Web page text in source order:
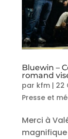
Bluewin –
romand
par kfm| 22
Presse et
Merci à